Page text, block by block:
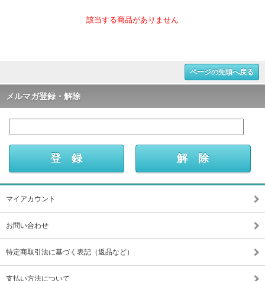
該当する商品がありません
ページの先頭へ戻る
メルマガ登録・解除
マイアカウント
お問い合わせ
特定商取引法に基づく表記（返品など）
支払い方法について